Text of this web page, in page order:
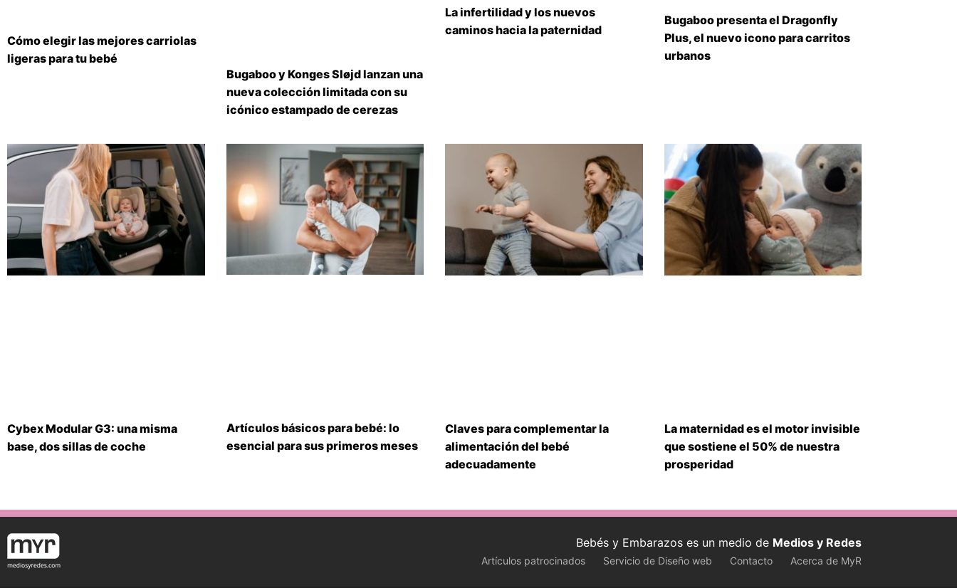
Cómo elegir las mejores carriolas
ligeras para tu bebé
Bugaboo y Konges Sløjd lanzan una
nueva colección limitada con su
icónico estampado de cerezas
La infertilidad y los nuevos
caminos hacia la paternidad
Bugaboo presenta el Dragonfly
Plus, el nuevo icono para carritos
urbanos
Cybex Modular G3: una misma
base, dos sillas de coche
Artículos básicos para bebé: lo
esencial para sus primeros meses
Claves para complementar la
alimentación del bebé
adecuadamente
La maternidad es el motor invisible
que sostiene el 50% de nuestra
prosperidad
Bebés y Embarazos es un medio de Medios y Redes
Artículos patrocinados Servicio de Diseño web Contacto Acerca de MyR